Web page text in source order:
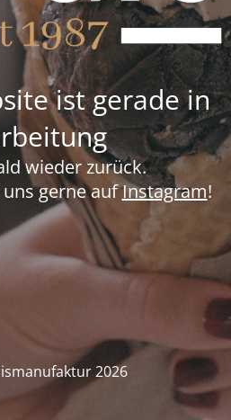
ist gerade in
wieder zurück.
uns gerne aufInstagram!
2026